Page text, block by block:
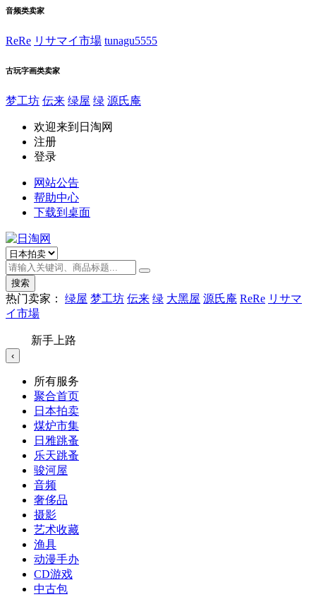
音频类卖家
ReRe リサマイ市場 tunagu5555
古玩字画类卖家
梦工坊 伝来 绿屋 绿 源氏庵
欢迎来到日淘网
注册
登录
网站公告
帮助中心
下载到桌面
搜索
热门卖家： 绿屋 梦工坊 伝来 绿 大黑屋 源氏庵 ReRe リサマ
イ市場
新手上路
‹
所有服务
聚合首页
日本拍卖
煤炉市集
日雅跳蚤
乐天跳蚤
骏河屋
音频
奢侈品
摄影
艺术收藏
渔具
动漫手办
CD游戏
中古包